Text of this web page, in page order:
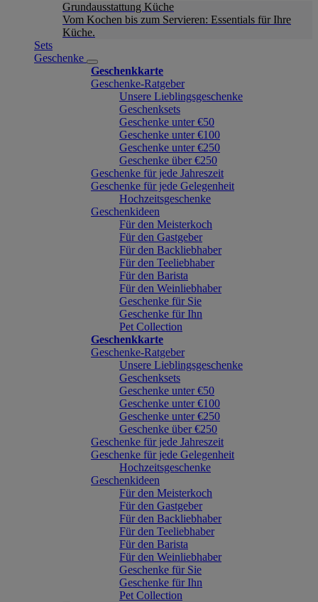
Grundausstattung Küche
Vom Kochen bis zum Servieren: Essentials für Ihre
Küche.
Sets
Geschenke
Geschenkkarte
Geschenke-Ratgeber
Unsere Lieblingsgeschenke
Geschenksets
Geschenke unter €50
Geschenke unter €100
Geschenke unter €250
Geschenke über €250
Geschenke für jede Jahreszeit
Geschenke für jede Gelegenheit
Hochzeitsgeschenke
Geschenkideen
Für den Meisterkoch
Für den Gastgeber
Für den Backliebhaber
Für den Teeliebhaber
Für den Barista
Für den Weinliebhaber
Geschenke für Sie
Geschenke für Ihn
Pet Collection
Geschenkkarte
Geschenke-Ratgeber
Unsere Lieblingsgeschenke
Geschenksets
Geschenke unter €50
Geschenke unter €100
Geschenke unter €250
Geschenke über €250
Geschenke für jede Jahreszeit
Geschenke für jede Gelegenheit
Hochzeitsgeschenke
Geschenkideen
Für den Meisterkoch
Für den Gastgeber
Für den Backliebhaber
Für den Teeliebhaber
Für den Barista
Für den Weinliebhaber
Geschenke für Sie
Geschenke für Ihn
Pet Collection